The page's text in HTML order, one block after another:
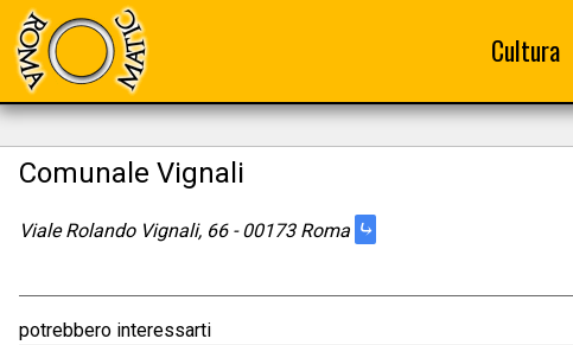
Cultura
Comunale Vignali
Viale Rolando Vignali, 66 - 00173 Roma ⤷
potrebbero interessarti